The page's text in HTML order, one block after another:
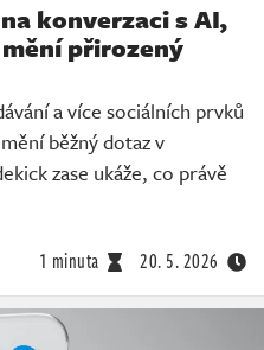
konverzaci s AI,
přirozený
a více sociálních prvků
běžný dotaz v
zase ukáže, co právě
1 minuta 20. 5. 2026